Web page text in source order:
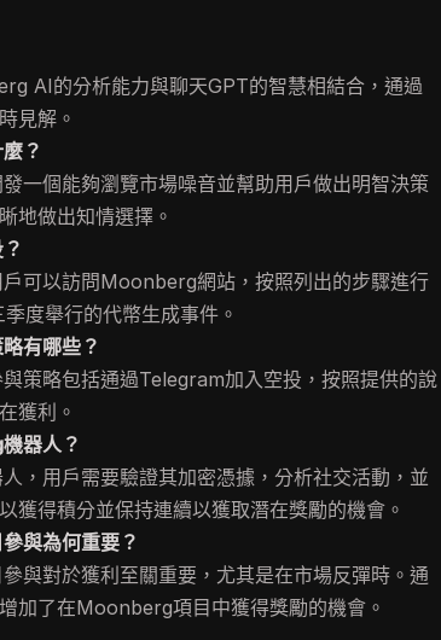
AI的分析能力與聊天GPT的智慧相結合，通過
見解。
？
一個能夠瀏覽市場噪音並幫助用戶做出明智決策
地做出知情選擇。
可以訪問Moonberg網站，按照列出的步驟進行
度舉行的代幣生成事件。
有哪些？
策略包括通過Telegram加入空投，按照提供的說
獲利。
器人？
，用戶需要驗證其加密憑據，分析社交活動，並
獲得積分並保持連續以獲取潛在獎勵的機會。
與為何重要？
與對於獲利至關重要，尤其是在市場反彈時。通
加了在Moonberg項目中獲得獎勵的機會。